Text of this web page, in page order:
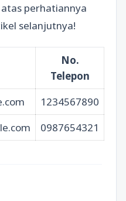
atas perhatiannya
selanjutnya!
No.
Telepon
1234567890
0987654321